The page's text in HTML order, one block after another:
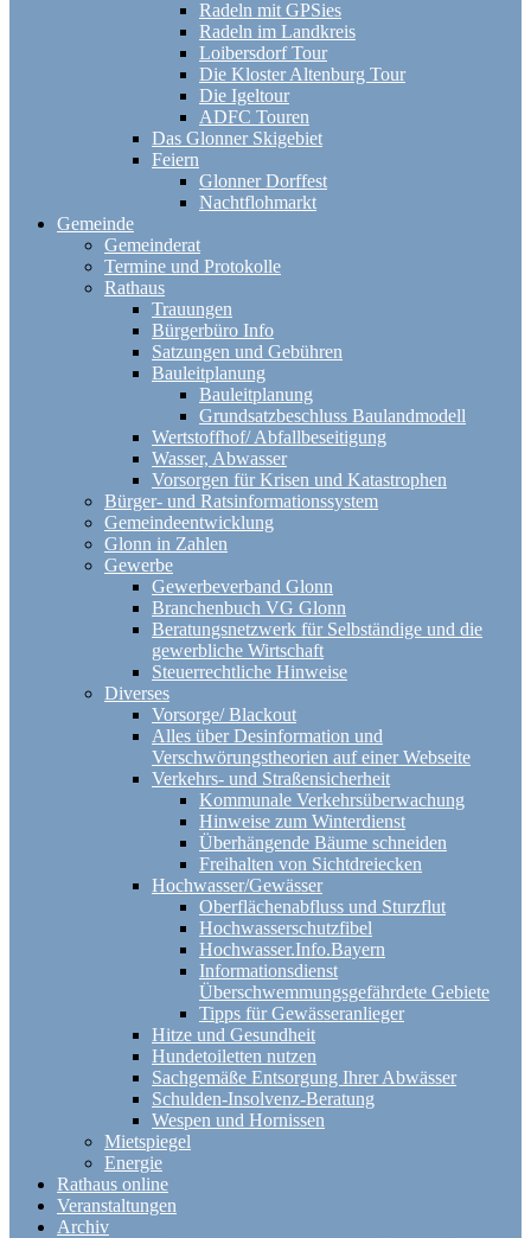
Radeln mit GPSies
Radeln im Landkreis
Loibersdorf Tour
Die Kloster Altenburg Tour
Die Igeltour
ADFC Touren
Das Glonner Skigebiet
Feiern
Glonner Dorffest
Nachtflohmarkt
Gemeinde
Gemeinderat
Termine und Protokolle
Rathaus
Trauungen
Bürgerbüro Info
Satzungen und Gebühren
Bauleitplanung
Bauleitplanung
Grundsatzbeschluss Baulandmodell
Wertstoffhof/ Abfallbeseitigung
Wasser, Abwasser
Vorsorgen für Krisen und Katastrophen
Bürger- und Ratsinformationssystem
Gemeindeentwicklung
Glonn in Zahlen
Gewerbe
Gewerbeverband Glonn
Branchenbuch VG Glonn
Beratungsnetzwerk für Selbständige und die
gewerbliche Wirtschaft
Steuerrechtliche Hinweise
Diverses
Vorsorge/ Blackout
Alles über Desinformation und
Verschwörungstheorien auf einer Webseite
Verkehrs- und Straßensicherheit
Kommunale Verkehrsüberwachung
Hinweise zum Winterdienst
Überhängende Bäume schneiden
Freihalten von Sichtdreiecken
Hochwasser/Gewässer
Oberflächenabfluss und Sturzflut
Hochwasserschutzfibel
Hochwasser.Info.Bayern
Informationsdienst
Überschwemmungsgefährdete Gebiete
Tipps für Gewässeranlieger
Hitze und Gesundheit
Hundetoiletten nutzen
Sachgemäße Entsorgung Ihrer Abwässer
Schulden-Insolvenz-Beratung
Wespen und Hornissen
Mietspiegel
Energie
Rathaus online
Veranstaltungen
Archiv